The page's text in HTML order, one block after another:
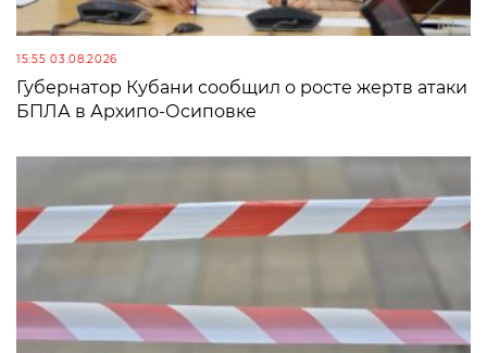
15:55 03.08.2026
Губернатор Кубани сообщил о росте жертв атаки
БПЛА в Архипо-Осиповке